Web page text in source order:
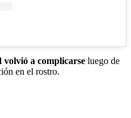
volvió a complicarse luego de
en el rostro.